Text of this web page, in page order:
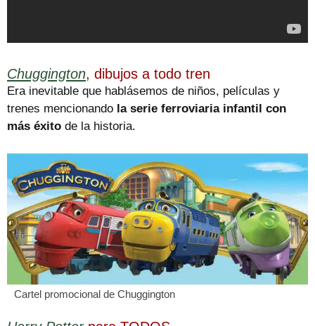
Chuggington, dibujos a todo tren
Era inevitable que hablásemos de niños, películas y
trenes mencionando la serie ferroviaria infantil con
más éxito de la historia.
Cartel promocional de Chuggington